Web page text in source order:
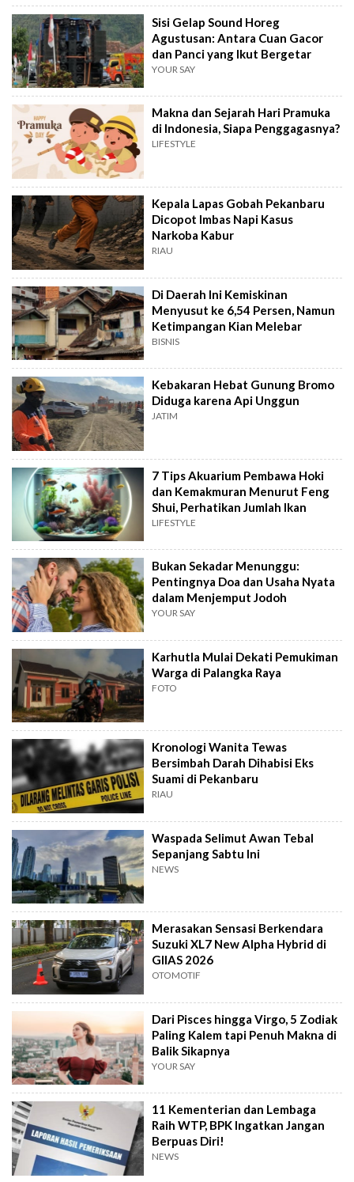
Sisi Gelap Sound Horeg
Agustusan: Antara Cuan Gacor
dan Panci yang Ikut Bergetar
YOUR SAY
Makna dan Sejarah Hari Pramuka
di Indonesia, Siapa Penggagasnya?
LIFESTYLE
Kepala Lapas Gobah Pekanbaru
Dicopot Imbas Napi Kasus
Narkoba Kabur
RIAU
Di Daerah Ini Kemiskinan
Menyusut ke 6,54 Persen, Namun
Ketimpangan Kian Melebar
BISNIS
Kebakaran Hebat Gunung Bromo
Diduga karena Api Unggun
JATIM
7 Tips Akuarium Pembawa Hoki
dan Kemakmuran Menurut Feng
Shui, Perhatikan Jumlah Ikan
LIFESTYLE
Bukan Sekadar Menunggu:
Pentingnya Doa dan Usaha Nyata
dalam Menjemput Jodoh
YOUR SAY
Karhutla Mulai Dekati Pemukiman
Warga di Palangka Raya
FOTO
Kronologi Wanita Tewas
Bersimbah Darah Dihabisi Eks
Suami di Pekanbaru
RIAU
Waspada Selimut Awan Tebal
Sepanjang Sabtu Ini
NEWS
Merasakan Sensasi Berkendara
Suzuki XL7 New Alpha Hybrid di
GIIAS 2026
OTOMOTIF
Dari Pisces hingga Virgo, 5 Zodiak
Paling Kalem tapi Penuh Makna di
Balik Sikapnya
YOUR SAY
11 Kementerian dan Lembaga
Raih WTP, BPK Ingatkan Jangan
Berpuas Diri!
NEWS